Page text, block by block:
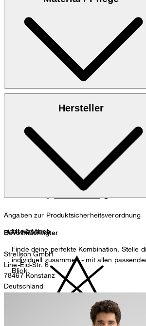
Größentabelle
Dezent strukturierter Mix aus
Wolle, 18% Viskose, 11% Leinen und 2%
Hauptfutter: Fließende Qualität aus 100%
nicht waschen
Hersteller
Angaben zur Produktsicherheitsverordnung
Bevollmächtigter
Strellson GmbH
Line-Eid-Str. 6
78467 Konstanz
Deutschland
Mix & Match
Finde deine perfekte Kombination. Stelle
individuell zusammen - mit allen
Blick.